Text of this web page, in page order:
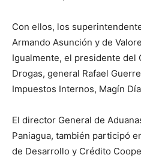
Con ellos, los
Armando Asunción y de
Igualmente, el presidente del
Drogas, general Rafael
Impuestos Internos, Magín
El director General de
Paniagua, también participó
de Desarrollo y Crédito